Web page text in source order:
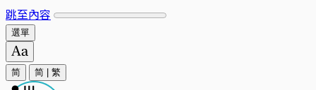
跳至內容
選單
简 简 繁